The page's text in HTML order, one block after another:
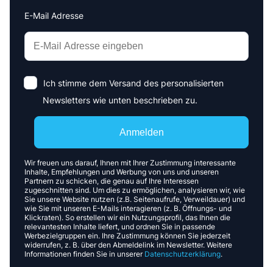
E-Mail Adresse
Interests
Amount
Anmelden
Ich stimme dem Versand des personalisierten
Newsletters wie unten beschrieben zu.
Wir freuen uns darauf, Ihnen mit Ihrer Zustimmung interessante
Inhalte, Empfehlungen und Werbung von uns und unseren
Partnern zu schicken, die genau auf Ihre Interessen
zugeschnitten sind. Um dies zu ermöglichen, analysieren wir, wie
Sie unsere Website nutzen (z.B. Seitenaufrufe, Verweildauer) und
wie Sie mit unseren E-Mails interagieren (z. B. Öffnungs- und
Klickraten). So erstellen wir ein Nutzungsprofil, das Ihnen die
relevantesten Inhalte liefert, und ordnen Sie in passende
Werbezielgruppen ein. Ihre Zustimmung können Sie jederzeit
widerrufen, z. B. über den Abmeldelink im Newsletter. Weitere
Informationen finden Sie in unserer Datenschutzerklärung.